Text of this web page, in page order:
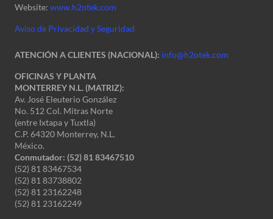
Website: www.h2otek.com
Aviso de Privacidad y Seguridad
ATENCIÓN A CLIENTES (NACIONAL): info@h2otek.com
OFICINAS Y PLANTA
MONTERREY N.L. (MATRIZ):
Av. José Eleuterio González
No. 512 Col. Mitras Norte
(entre Ixtapa y Tuxtla)
C.P. 64320 Monterrey, N.L.
México.
Conmutador: (52) 81 83467510
(52) 81 83467534
(52) 81 83738802
(52) 81 23162248
(52) 81 23162249